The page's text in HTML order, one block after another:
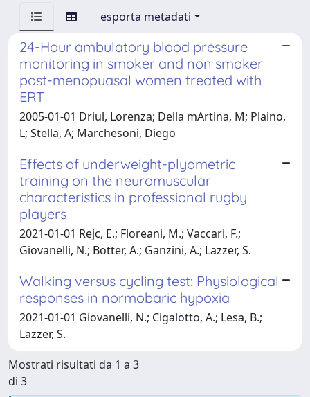
esporta metadati
24-Hour ambulatory blood pressure
monitoring in smoker and non smoker
post-menopuasal women treated with
ERT
2005-01-01 Driul, Lorenza; Della mArtina, M; Plaino,
L; Stella, A; Marchesoni, Diego
Effects of underweight-plyometric
training on the neuromuscular
characteristics in professional rugby
players
2021-01-01 Rejc, E.; Floreani, M.; Vaccari, F.;
Giovanelli, N.; Botter, A.; Ganzini, A.; Lazzer, S.
Walking versus cycling test: Physiological
responses in normobaric hypoxia
2021-01-01 Giovanelli, N.; Cigalotto, A.; Lesa, B.;
Lazzer, S.
Mostrati risultati da 1 a 3
di 3